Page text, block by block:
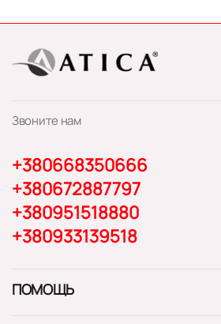
Звоните нам
+380668350666
+380672887797
+380951518880
+380933139518
ПОМОЩЬ